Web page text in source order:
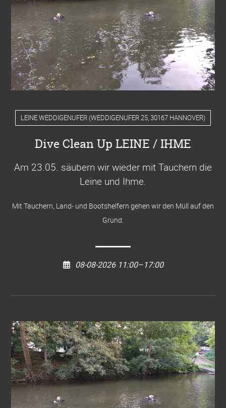
LEINE WEDDIGENUFER (WEDDIGENUFER 25, 30167 HANNOVER)
Dive Clean Up LEINE / IHME
Am 23.05. säubern wir wieder mit Tauchern die
Leine und Ihme.
Mit Tauchern, Land- und Bootshelfern gehen wir den Müll auf den
Grund.
08-08-2026 11:00–17:00